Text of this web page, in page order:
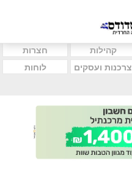
קהילות
חצרות
צרכנות ועסקים
לוחות